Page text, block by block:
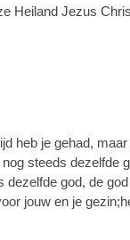
Heiland Jezus
heb je gehad,
steeds dezelfde
dezelfde god, de
jouw en je